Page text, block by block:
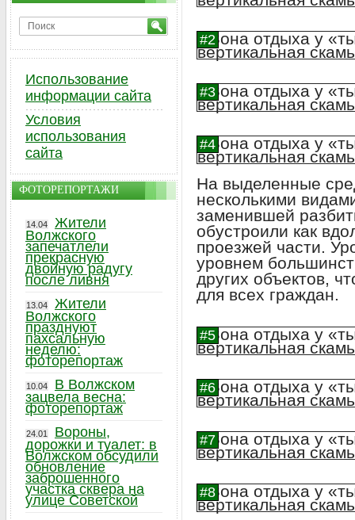
На выделенные
несколькими
заменившей
обустроили как
проезжей части.
уровнем
других объектов,
для всех граждан.
Использование
информации сайта
Условия
использования
сайта
ФОТОРЕПОРТАЖИ
14.04
Жители
Волжского
запечатлели
прекрасную
двойную радугу
после ливня
13.04
Жители
Волжского
празднуют
пахсальную
неделю:
фоторепортаж
10.04
В Волжском
зацвела весна:
фоторепортаж
24.01
Вороны,
дорожки и туалет: в
Волжском обсудили
обновление
заброшенного
участка сквера на
улице Советской